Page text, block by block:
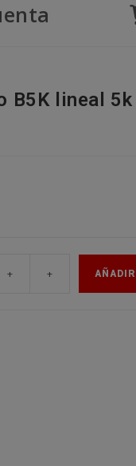
B5K lineal
+ +